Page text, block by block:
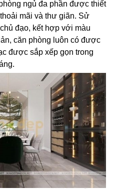
ngủ đa phần được thiết
mãi và thư giãn. Sử
đạo, kết hợp với màu
căn phòng luôn có được
được sắp xếp gọn trong